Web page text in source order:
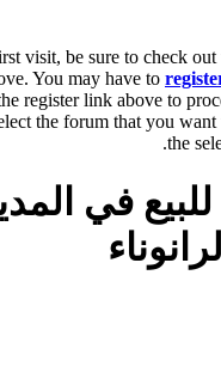
visit, be sure to check out
You may have to
register link above to
the forum that you
the
في